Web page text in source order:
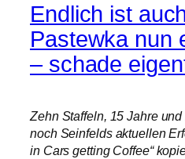
Endlich ist
Pastewka nun
– schade
Zehn Staffeln, 15 Jahre
noch Seinfelds aktuellen
in Cars getting Coffee“